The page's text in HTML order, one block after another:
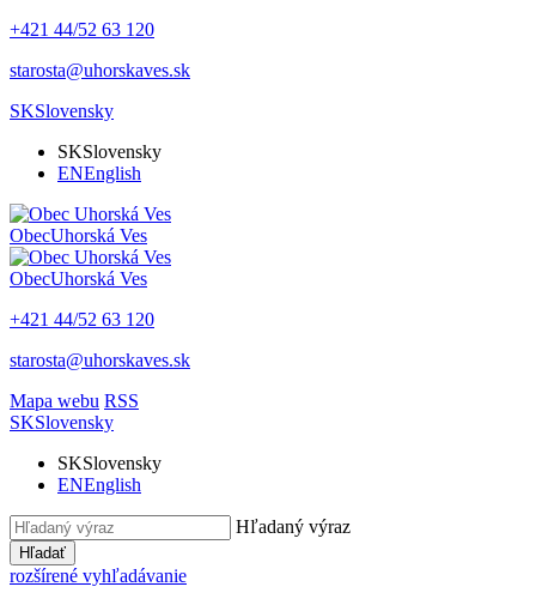
+421 44/52 63 120
starosta@uhorskaves.sk
SKSlovensky
SKSlovensky
ENEnglish
ObecUhorská Ves
ObecUhorská Ves
+421 44/52 63 120
starosta@uhorskaves.sk
Mapa webu RSS
SKSlovensky
SKSlovensky
ENEnglish
Hľadaný výraz
Hľadať
rozšírené vyhľadávanie